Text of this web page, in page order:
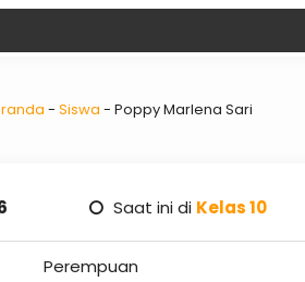
- Siswa - Poppy Marlena Sari
Saat ini di Kelas 10
Perempuan